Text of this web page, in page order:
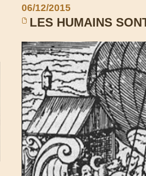
06/12/2015
LES HUMAINS